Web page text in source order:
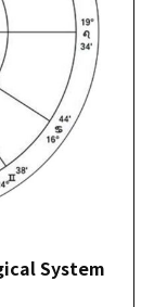
System